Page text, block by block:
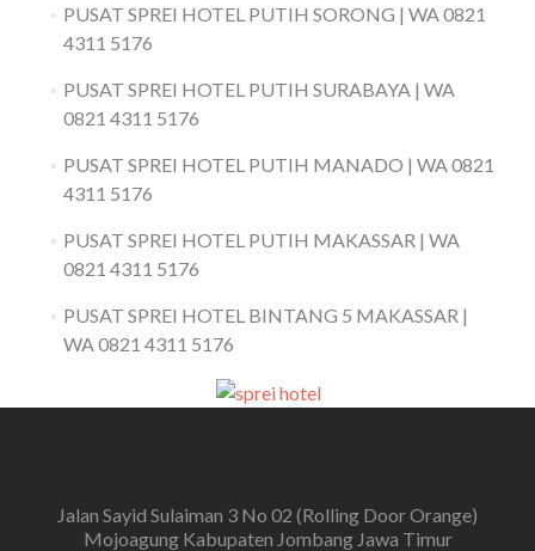
PUSAT SPREI HOTEL PUTIH SORONG | WA 0821
4311 5176
PUSAT SPREI HOTEL PUTIH SURABAYA | WA
0821 4311 5176
PUSAT SPREI HOTEL PUTIH MANADO | WA 0821
4311 5176
PUSAT SPREI HOTEL PUTIH MAKASSAR | WA
0821 4311 5176
PUSAT SPREI HOTEL BINTANG 5 MAKASSAR |
WA 0821 4311 5176
Jalan Sayid Sulaiman 3 No 02 (Rolling Door Orange)
Mojoagung Kabupaten Jombang Jawa Timur